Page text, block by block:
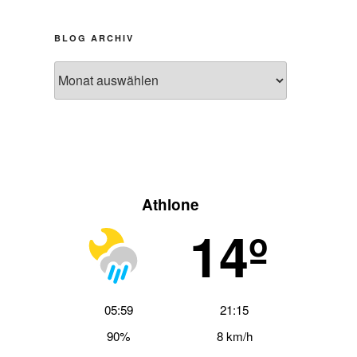
BLOG ARCHIV
Archiv
Athlone
14º
05:59
21:15
90%
8 km/h